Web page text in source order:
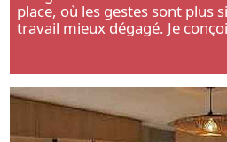
place, où les gestes sont plus
travail mieux dégagé. Je
aménagement adapté à votre